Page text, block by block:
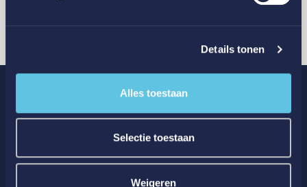
Details tonen
Alles toestaan
Selectie toestaan
Weigeren